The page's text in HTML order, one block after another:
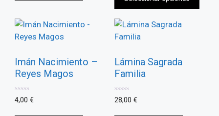
Imán Nacimiento –
Reyes Magos
0
4,00 €
Lámina Sagrada
Familia
0
28,00 €